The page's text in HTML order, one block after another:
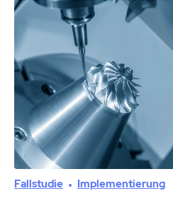
Fallstudie Implementierung